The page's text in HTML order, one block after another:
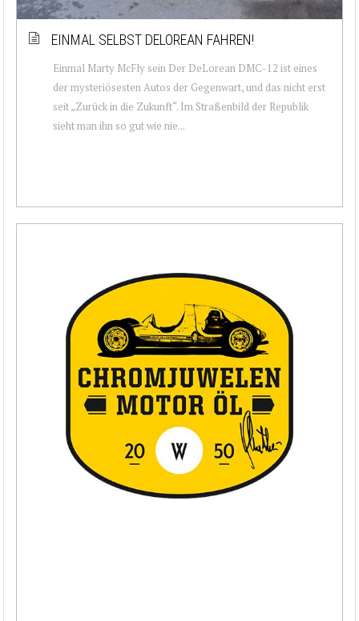
EINMAL SELBST DELOREAN FAHREN!
Einmal Marty McFly sein Der DeLorean DMC-12 ist eines
der mysteriösesten Autos der Gegenwart, und das nicht erst
seit „Zurück in die Zukunft“. Im Straßenbild der Republik
sieht man ihn so gut wie nie...